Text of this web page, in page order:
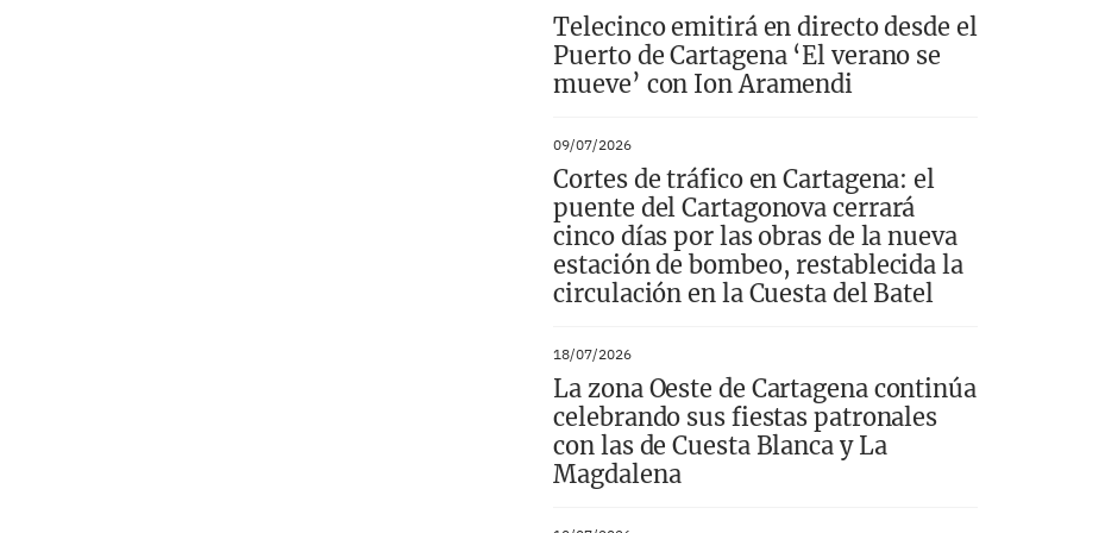
Telecinco emitirá en directo desde el
Puerto de Cartagena ‘El verano se
mueve’ con Ion Aramendi
09/07/2026
Cortes de tráfico en Cartagena: el
puente del Cartagonova cerrará
cinco días por las obras de la nueva
estación de bombeo, restablecida la
circulación en la Cuesta del Batel
18/07/2026
La zona Oeste de Cartagena continúa
celebrando sus fiestas patronales
con las de Cuesta Blanca y La
Magdalena